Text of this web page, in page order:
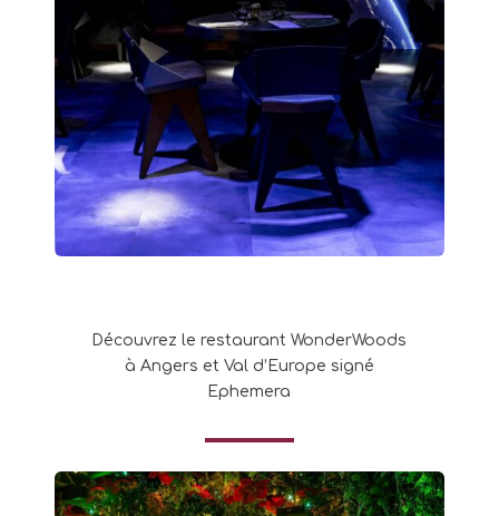
Découvrez le restaurant WonderWoods
à Angers et Val d’Europe signé
Ephemera